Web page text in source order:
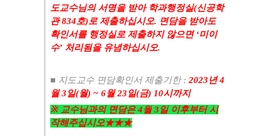
도교수님의 서명을 받아 학과행정실(신공학
관834 호) 로 제출하십시오. 면담을 받아도
확인서를 행정실로 제출하지 않으면‘미이
수’ 처리됨을 유념하십시오.
■ 지도교수 면담확인서 제출기한: 2023년4
월3 일(월) ~ 6월23 일(금) 10시까지
※ 교수님과의 면담은4월 3 일 이후부터 시
작해주십시오★★★